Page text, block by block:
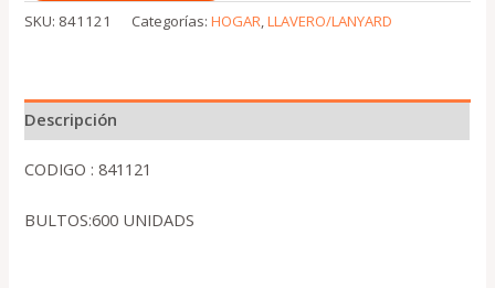
SKU: 841121 Categorías:HOGAR,LLAVERO/LANYARD
Descripción
CODIGO : 841121
BULTOS:600 UNIDADS